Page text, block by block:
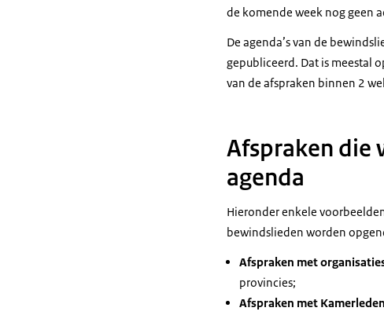
de komende week nog geen
De agenda’s van de
gepubliceerd. Dat is meestal
van de afspraken binnen 2
Afspraken die
agenda
Hieronder enkele
bewindslieden worden
Afspraken met
provincies;
Afspraken met